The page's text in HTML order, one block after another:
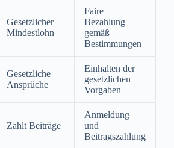
Gesetzlicher
Mindestlohn
Faire
Bezahlung
gemäß
Bestimmungen
Gesetzliche
Ansprüche
Einhalten der
gesetzlichen
Vorgaben
Zahlt Beiträge
Anmeldung
und
Beitragszahlung